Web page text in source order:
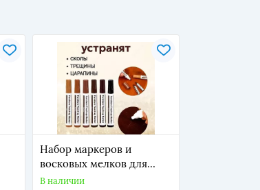
Набор маркеров и
восковых мелков для
реставрации мебели (6
В наличии